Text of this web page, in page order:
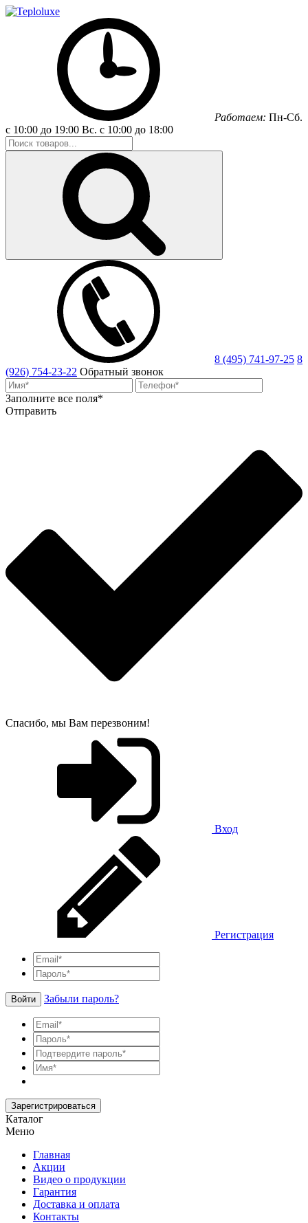
Работаем: Пн-Сб.
с 10:00 до 19:00 Вс. с 10:00 до 18:00
8 (495) 741-97-25 8
(926) 754-23-22 Обратный звонок
Заполните все поля*
Отправить
Спасибо, мы Вам перезвоним!
Вход
Регистрация
Войти Забыли пароль?
Зарегистрироваться
Каталог
Меню
Главная
Акции
Видео о продукции
Гарантия
Доставка и оплата
Контакты